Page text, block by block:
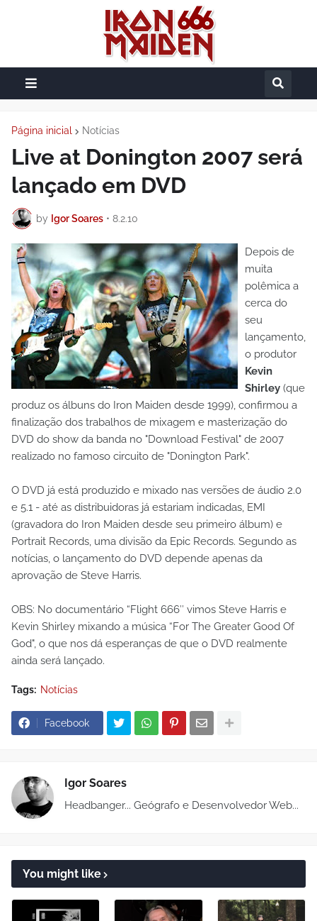
Página inicial Notícias
Live at Donington 2007 será
lançado em DVD
by Igor Soares • 8.2.10
Depois de
muita
polêmica a
cerca do
seu
lançamento,
o produtor
Kevin
Shirley (que
produz os álbuns do Iron Maiden desde 1999), confirmou a
finalização dos trabalhos de mixagem e masterização do
DVD do show da banda no "Download Festival" de 2007
realizado no famoso circuito de "Donington Park".
O DVD já está produzido e mixado nas versões de áudio 2.0
e 5.1 - até as distribuidoras já estariam indicadas, EMI
(gravadora do Iron Maiden desde seu primeiro álbum) e
Portrait Records, uma divisão da Epic Records. Segundo as
notícias, o lançamento do DVD depende apenas da
aprovação de Steve Harris.
OBS: No documentário “Flight 666″ vimos Steve Harris e
Kevin Shirley mixando a música “For The Greater Good Of
God", o que nos dá esperanças de que o DVD realmente
ainda será lançado.
Tags: Notícias
Facebook
Igor Soares
Headbanger... Geógrafo e Desenvolvedor Web...
You might like